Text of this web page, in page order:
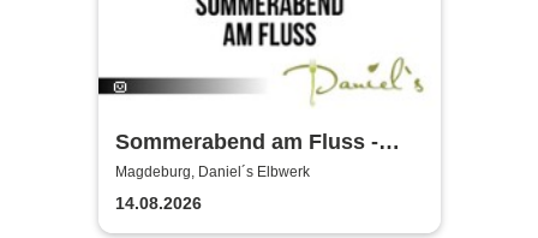
Sommerabend am Fluss -
TWO VOICES OF
Magdeburg, Daniel´s Elbwerk
14.08.2026